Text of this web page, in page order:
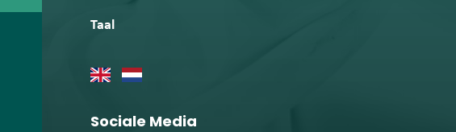
Taal
Sociale Media